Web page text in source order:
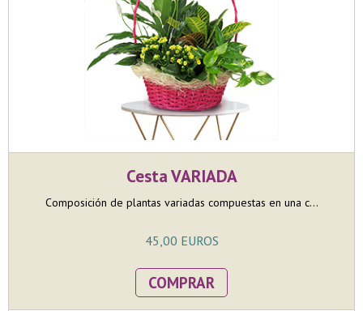
Cesta VARIADA
Composición de plantas variadas compuestas en una c...
45,00 EUROS
COMPRAR